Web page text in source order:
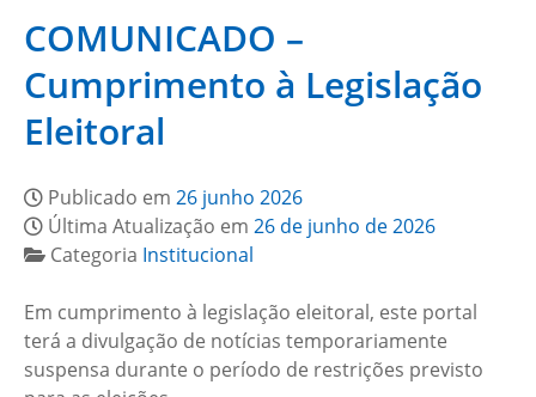
COMUNICADO –
Cumprimento à Legislação
Eleitoral
Publicado em 26 junho 2026
Última Atualização em 26 de junho de 2026
Categoria Institucional
Em cumprimento à legislação eleitoral, este portal
terá a divulgação de notícias temporariamente
suspensa durante o período de restrições previsto